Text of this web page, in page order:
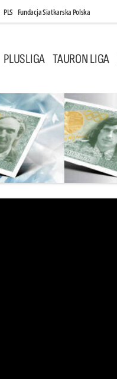
PLS Fundacja Siatkarska Polska
PLUSLIGA TAURON LIGA